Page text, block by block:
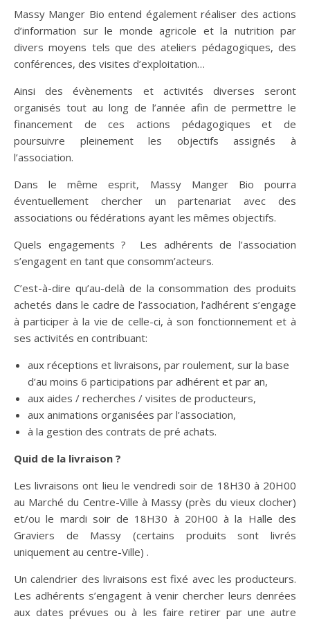
Massy Manger Bio entend également réaliser des actions
d’information sur le monde agricole et la nutrition par
divers moyens tels que des ateliers pédagogiques, des
conférences, des visites d’exploitation…
Ainsi des évènements et activités diverses seront
organisés tout au long de l’année afin de permettre le
financement de ces actions pédagogiques et de
poursuivre pleinement les objectifs assignés à
l’association.
Dans le même esprit, Massy Manger Bio pourra
éventuellement chercher un partenariat avec des
associations ou fédérations ayant les mêmes objectifs.
Quels engagements ? Les adhérents de l’association
s’engagent en tant que consomm’acteurs.
C’est-à-dire qu’au-delà de la consommation des produits
achetés dans le cadre de l’association, l’adhérent s’engage
à participer à la vie de celle-ci, à son fonctionnement et à
ses activités en contribuant:
aux réceptions et livraisons, par roulement, sur la base
d’au moins 6 participations par adhérent et par an,
aux aides / recherches / visites de producteurs,
aux animations organisées par l’association,
à la gestion des contrats de pré achats.
Quid de la livraison ?
Les livraisons ont lieu le vendredi soir de 18H30 à 20H00
au Marché du Centre-Ville à Massy (près du vieux clocher)
et/ou le mardi soir de 18H30 à 20H00 à la Halle des
Graviers de Massy (certains produits sont livrés
uniquement au centre-Ville) .
Un calendrier des livraisons est fixé avec les producteurs.
Les adhérents s’engagent à venir chercher leurs denrées
aux dates prévues ou à les faire retirer par une autre